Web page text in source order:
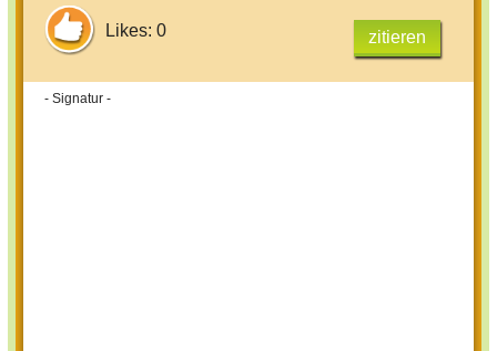
Likes: 0 zitieren
- Signatur -